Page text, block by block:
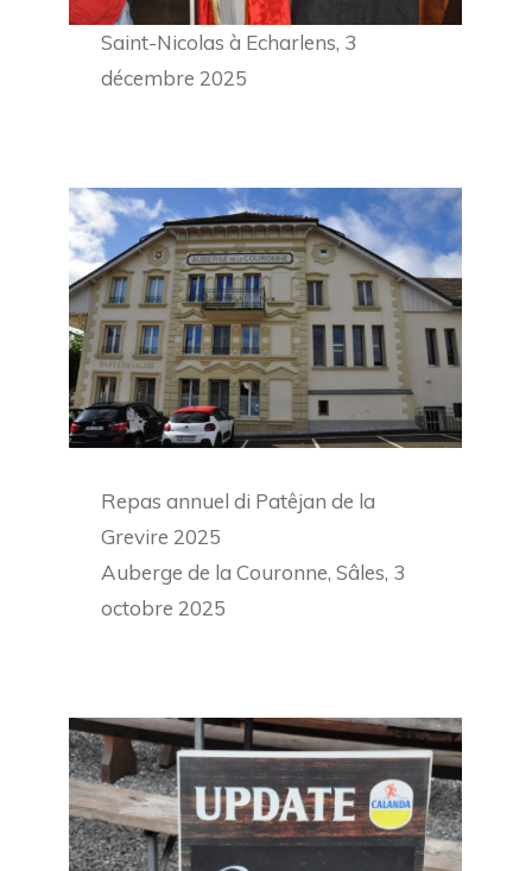
Saint-Nicolas à Echarlens, 3
décembre 2025
Repas annuel di Patêjan de la
Grevire 2025
Auberge de la Couronne, Sâles, 3
octobre 2025